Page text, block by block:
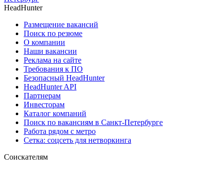
HeadHunter
Размещение вакансий
Поиск по резюме
О компании
Наши вакансии
Реклама на сайте
Требования к ПО
Безопасный HeadHunter
HeadHunter API
Партнерам
Инвесторам
Каталог компаний
Поиск по вакансиям в Санкт-Петербурге
Работа рядом с метро
Сетка: соцсеть для нетворкинга
Соискателям